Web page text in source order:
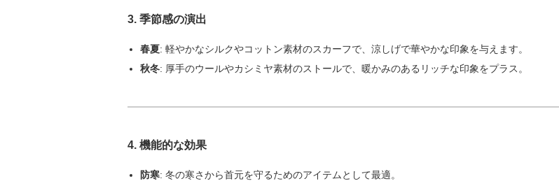
3. 季節感の演出
春夏: 軽やかなシルクやコットン素材のスカーフで、涼しげで華やかな印象を与えます。
秋冬: 厚手のウールやカシミヤ素材のストールで、暖かみのあるリッチな印象をプラス。
4. 機能的な効果
防寒: 冬の寒さから首元を守るためのアイテムとして最適。